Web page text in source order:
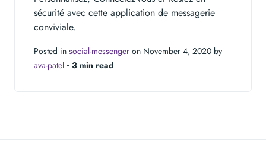
sécurité avec cette application de messagerie
conviviale.
Posted in social-messenger on November 4, 2020 by
ava-patel ‐ 3 min read